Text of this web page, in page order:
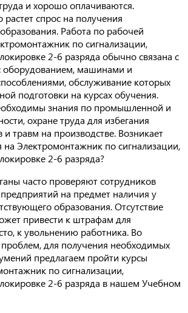
и хорошо оплачиваются.
растет спрос на получения
Работа по рабочей
по сигнализации,
2-6 разряда обычно связана с
оборудованием, машинами и
обслуживание которых
подготовки на курсах обучения.
знания по промышленной и
охране труда для избегания
и травм на производстве. Возникает
на Электромонтажник по сигнализации,
2-6 разряда?
часто проверяют сотрудников
на предмет наличия у
образования. Отсутствие
привести к штрафам для
к увольнению работника. Во
для получения необходимых
предлагаем пройти курсы
по сигнализации,
2-6 разряда в нашем Учебном